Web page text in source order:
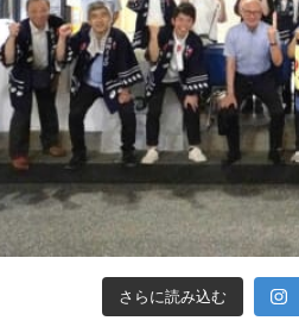
さらに読み込む